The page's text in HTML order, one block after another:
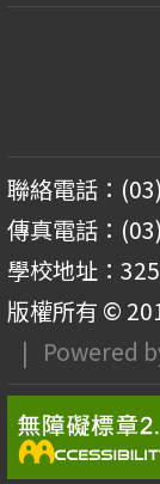
聯絡電話：
傳真電話：
學校地址：
版權所有 ©
| Powered